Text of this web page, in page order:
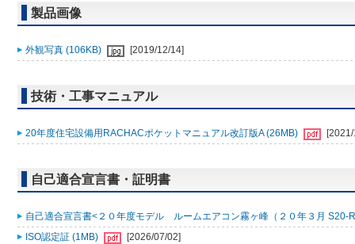
製品画像
外観写真 (106KB) [2019/12/14]
技術・工事マニュアル
20年度住宅設備用RACHACポケットマニュアル改訂版A (26MB)
自己適合宣言書・証明書
自己適合宣言書<２０年度モデル ルームエアコン霧ヶ峰（２０年３月 S20-
ISO認定証 (1MB)
[2026/07/02]